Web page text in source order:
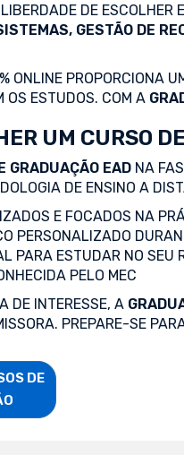
DE ESCOLHER
GESTÃO DE
ONLINE PROPORCIONA
OS ESTUDOS. COM A
UM CURSO
GRADUAÇÃO EAD NA
DE ENSINO A
E FOCADOS NA
PERSONALIZADO
PARA ESTUDAR NO SEU
PELO MEC
DE INTERESSE, A
PREPARE-SE
DE